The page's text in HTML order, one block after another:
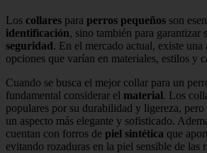
Los collares para perros pequeños son
identificación, sino también para garantizar
seguridad. En el mercado actual, existe
opciones que varían en materiales, estilos y
Cuando se busca el mejor collar para un
fundamental considerar el material. Los
populares por su durabilidad y ligereza, pero
un aspecto más elegante y sofisticado.
cuentan con forros de piel sintética que
evitando rozaduras en la piel sensible de las